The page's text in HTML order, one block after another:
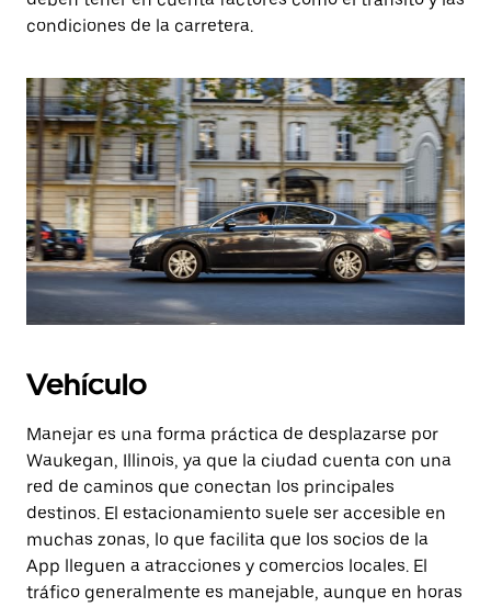
condiciones de la carretera.
Vehículo
Manejar es una forma práctica de desplazarse por
Waukegan, Illinois, ya que la ciudad cuenta con una
red de caminos que conectan los principales
destinos. El estacionamiento suele ser accesible en
muchas zonas, lo que facilita que los socios de la
App lleguen a atracciones y comercios locales. El
tráfico generalmente es manejable, aunque en horas